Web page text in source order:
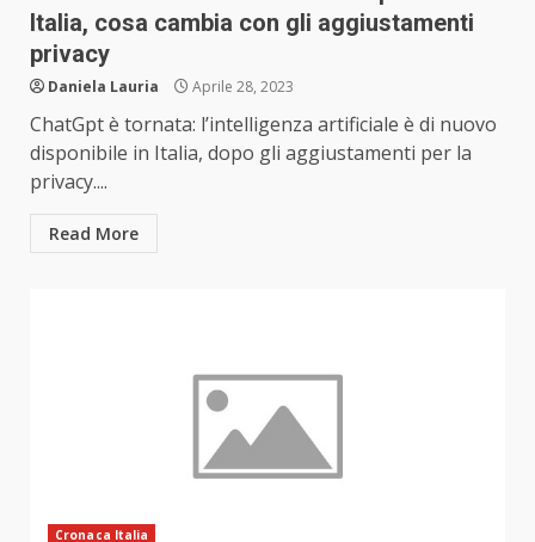
Italia, cosa cambia con gli aggiustamenti
privacy
Daniela Lauria Aprile 28, 2023
ChatGpt è tornata: l’intelligenza artificiale è di nuovo
disponibile in Italia, dopo gli aggiustamenti per la
privacy....
Read More
Cronaca Italia